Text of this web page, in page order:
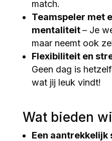
match.
Teamspeler met
mentaliteit– Je
maar neemt ook
Flexibiliteit en
Geen dag is
wat jij leuk vindt!
Wat bieden
Een aantrekkelijk